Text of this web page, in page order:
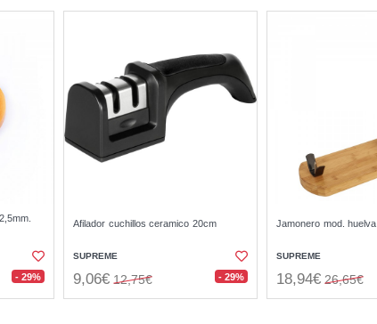
- 29%
Afilador cuchillos ceramico 20cm
SUPREME
9,06€ 12,75€ - 29%
Jamonero mod. huelva
SUPREME
18,94€ 26,65€